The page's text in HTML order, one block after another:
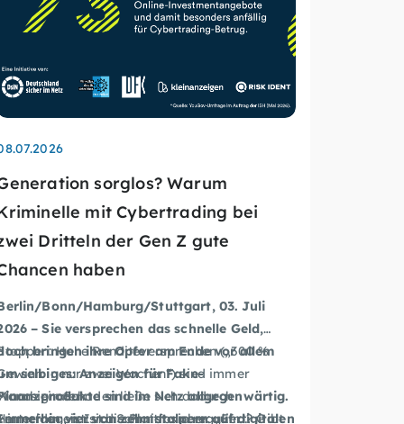
sorglos? Warum
mit Cybertrading bei
Dritteln der Gen Z gute
haben
Bonn/Hamburg/Stuttgart, 03. Juli
– Sie versprechen das schnelle Geld,
bringen ihre Opfer am Ende vor allem
selbiges: Anzeigen für Fake-
sind im Netz allgegenwärtig.
vier von zehn stolpern auf digitalen
Hohe Renditeversprechen („300 %
in nur zwei Wochen“) sind immer
Ist die Plattform reguliert? Gibt
ein Schaden ließe sich dadurch
ist sich Schmidt sicher: „Ein